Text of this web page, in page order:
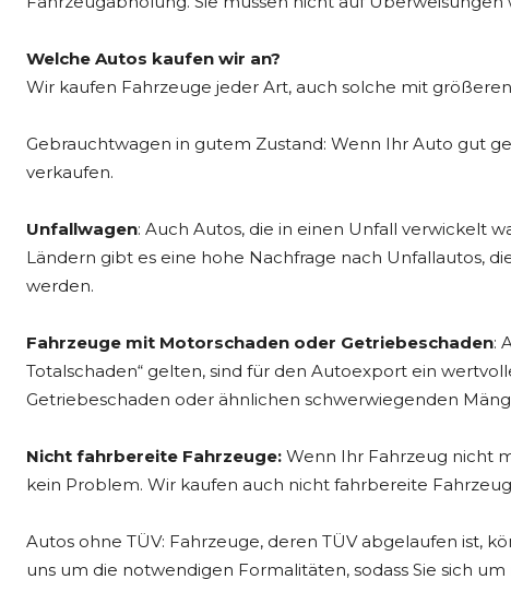
Welche Autos kaufen wir an?
Wir kaufen Fahrzeuge jeder Art, auch solche mit
Gebrauchtwagen in gutem Zustand: Wenn Ihr Auto gut
verkaufen.
Unfallwagen: Auch Autos, die in einen Unfall verwickelt
Ländern gibt es eine hohe Nachfrage nach Unfallautos,
werden.
Fahrzeuge mit Motorschaden oder Getriebeschaden:
Totalschaden“ gelten, sind für den Autoexport ein
Getriebeschaden oder ähnlichen schwerwiegenden
Nicht fahrbereite Fahrzeuge: Wenn Ihr Fahrzeug nicht
kein Problem. Wir kaufen auch nicht fahrbereite
Autos ohne TÜV: Fahrzeuge, deren TÜV abgelaufen ist,
uns um die notwendigen Formalitäten, sodass Sie sich